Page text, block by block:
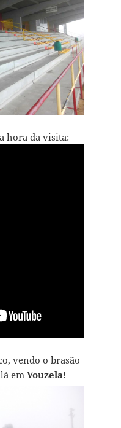
hora da visita:
vendo o brasão
em Vouzela!